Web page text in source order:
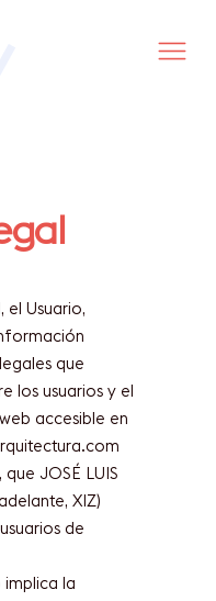
el Usuario,
que
los usuarios y el
accesible en
JOSÉ LUIS
XIZ)
de
implica la